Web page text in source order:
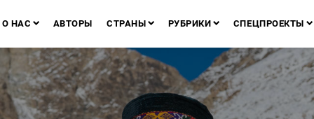
О НАС АВТОРЫ СТРАНЫ РУБРИКИ СПЕЦПРОЕКТЫ